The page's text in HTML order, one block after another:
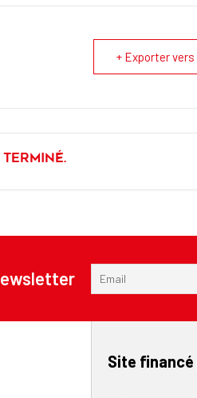
+ Exporter vers
terminé.
Site financé